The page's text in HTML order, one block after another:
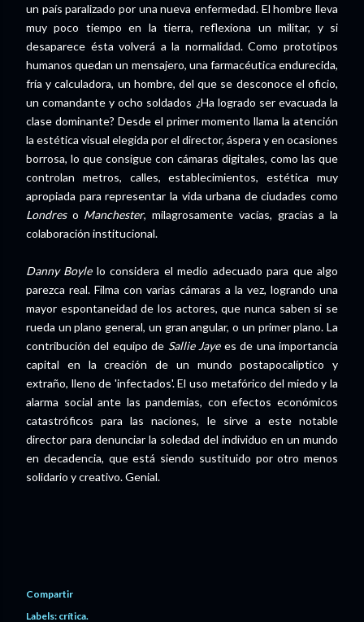
un país paralizado por una nueva enfermedad. El hombre lleva
muy poco tiempo en la tierra, reflexiona un militar, y si
desaparece ésta volverá a la normalidad. Como prototipos
humanos quedan un mensajero, una farmacéutica endurecida,
fría y calculadora, un hombre, del que se desconoce el oficio,
un comandante y ocho soldados ¿Ha logrado ser evacuada la
clase dominante? Desde el primer momento llama la atención
la estética visual elegida por el director, áspera y en ocasiones
borrosa, lo que consigue con cámaras digitales, como las que
controlan metros, calles, establecimientos, estética muy
apropiada para representar la vida urbana de ciudades como
Londreso Manchester, milagrosamente vacías, gracias a la
colaboración institucional.
Danny Boyle lo considera el medio adecuado para que algo
parezca real. Filma con varias cámaras a la vez, logrando una
mayor espontaneidad de los actores, que nunca saben si se
rueda un plano general, un gran angular, o un primer plano. La
contribución del equipo de Sallie Jaye es de una importancia
capital en la creación de un mundo postapocalíptico y
extraño, lleno de 'infectados'. El uso metafórico del miedo y la
alarma social ante las pandemias, con efectos económicos
catastróficos para las naciones, le sirve a este notable
director para denunciar la soledad del individuo en un mundo
en decadencia, que está siendo sustituido por otro menos
solidario y creativo. Genial.
Compartir
Labels: crítica.